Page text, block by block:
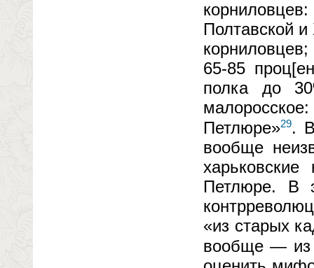
Полтавской
65-85
полка до
Петлюре»29.
вообще
Петлюре. В
«из старых
вообще — из